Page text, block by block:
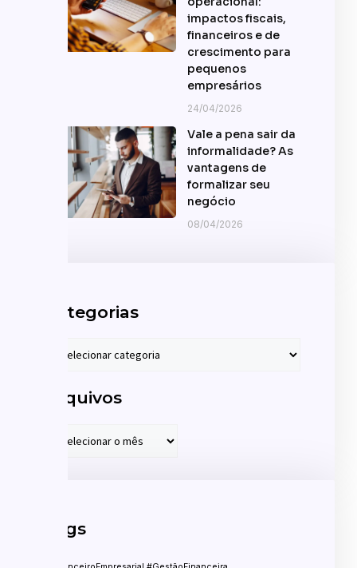
impactos fiscais,
financeiros e de
crescimento para
pequenos
empresários
24/04/2026
Vale a pena sair da
informalidade? As
vantagens de
formalizar seu
negócio
08/04/2026
Categorias
Arquivos
Tags